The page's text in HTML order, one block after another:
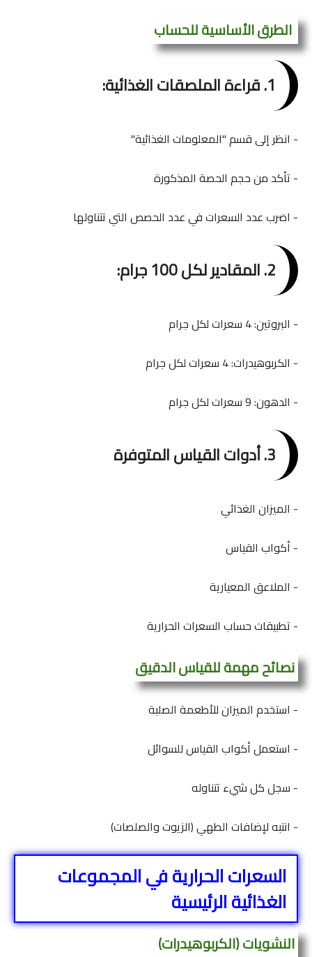
الطرق الأساسية للحساب
1. قراءة الملصقات الغذائية:
- انظر إلى قسم "المعلومات الغذائية"
- تأكد من حجم الحصة المذكورة
- اضرب عدد السعرات في عدد الحصص التي تتناولها
2. المقادير لكل 100 جرام:
- البروتين: 4 سعرات لكل جرام
- الكربوهيدرات: 4 سعرات لكل جرام
- الدهون: 9 سعرات لكل جرام
3. أدوات القياس المتوفرة
- الميزان الغذائي
- أكواب القياس
- الملاعق المعيارية
- تطبيقات حساب السعرات الحرارية
نصائح مهمة للقياس الدقيق
- استخدم الميزان للأطعمة الصلبة
- استعمل أكواب القياس للسوائل
- سجل كل شيء تتناوله
- انتبه لإضافات الطهي (الزيوت والصلصات)
السعرات الحرارية في المجموعات
الغذائية الرئيسية
النشويات (الكربوهيدرات)